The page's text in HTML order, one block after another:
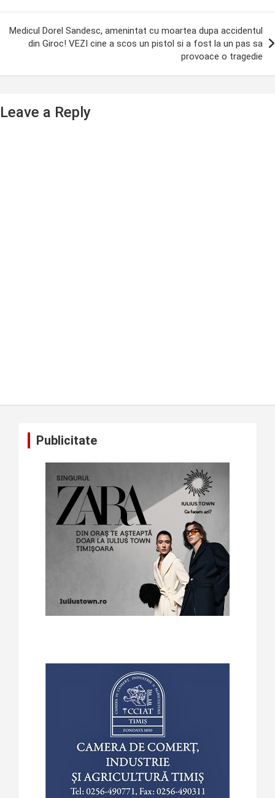
Medicul Dorel Sandesc, amenintat cu moartea dupa accidentul
din Giroc! VEZI cine a scos un pistol si a fost la un pas sa
provoace o tragedie
Leave a Reply
Publicitate